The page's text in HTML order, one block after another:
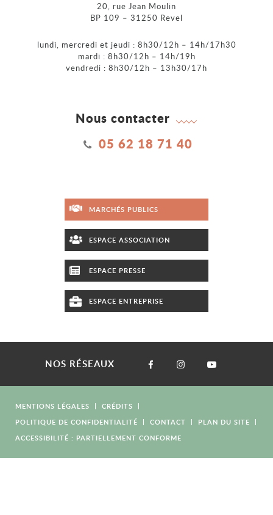
20, rue Jean Moulin
BP 109 – 31250 Revel
lundi, mercredi et jeudi : 8h30/12h – 14h/17h30
mardi : 8h30/12h – 14h/19h
vendredi : 8h30/12h – 13h30/17h
Nous contacter
05 62 18 71 40
MARCHÉS PUBLICS
ESPACE ASSOCIATION
ESPACE PRESSE
ESPACE ENTREPRISE
NOS RÉSEAUX
MENTIONS LÉGALES
CRÉDITS
POLITIQUE DE CONFIDENTIALITÉ
CONTACT
PLAN DU SITE
ACCESSIBILITÉ : PARTIELLEMENT CONFORME